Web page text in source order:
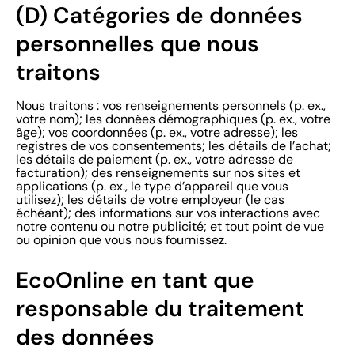
(D) Catégories de données
personnelles que nous
traitons
Nous traitons : vos renseignements personnels (p. ex.,
votre nom); les données démographiques (p. ex., votre
âge); vos coordonnées (p. ex., votre adresse); les
registres de vos consentements; les détails de l’achat;
les détails de paiement (p. ex., votre adresse de
facturation); des renseignements sur nos sites et
applications (p. ex., le type d’appareil que vous
utilisez); les détails de votre employeur (le cas
échéant); des informations sur vos interactions avec
notre contenu ou notre publicité; et tout point de vue
ou opinion que vous nous fournissez.
EcoOnline en tant que
responsable du traitement
des données